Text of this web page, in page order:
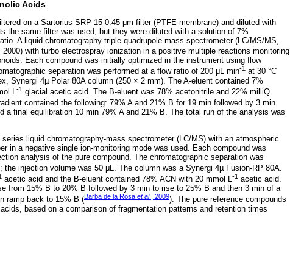
Acids
on a Sartorius SRP 15 0.45 μm filter (PTFE membrane) and diluted with
the same filter was used, but they were diluted with a solution of 7%
A liquid chromatography-triple quadrupole mass spectrometer (LC/MS/MS,
with turbo electrospray ionization in a positive multiple reactions monitoring
Each compound was initially optimized in the instrument using flow
separation was performed at a flow ratio of 200 μL min-1 at 30 °C
Synergi 4µ Polar 80A column (250 × 2 mm). The A-eluent contained 7%
L
‑1 glacial acetic acid. The B-eluent was 78% acetonitrile and 22% milliQ
contained the following: 79% A and 21% B for 19 min followed by 3 min
a final equilibration 10 min 79% A and 21% B. The total run of the analysis was
liquid chromatography-mass spectrometer (LC/MS) with an atmospheric
in a negative single ion-monitoring mode was used. Each compound was
analysis of the pure compound. The chromatographic separation was
; the injection volume was 50 μL. The column was a Synergi 4µ Fusion-RP 80A.
acetic acid and the B-eluent contained 78% ACN with 20 mmol L-1 acetic acid.
from 15% B to 20% B followed by 3 min to rise to 25% B and then 3 min of a
ramp back to 15% B (Barba de la Rosa et al., 2009). The pure reference compounds
based on a comparison of fragmentation patterns and retention times